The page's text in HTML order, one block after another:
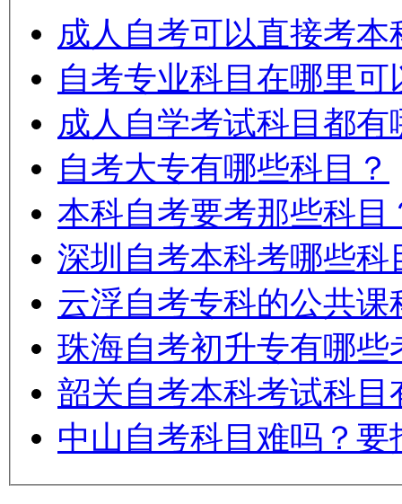
成人自考可以直接考本
自考专业科目在哪里可
成人自学考试科目都有
自考大专有哪些科目？
本科自考要考那些科目
深圳自考本科考哪些科
云浮自考专科的公共课
珠海自考初升专有哪些
韶关自考本科考试科目
中山自考科目难吗？